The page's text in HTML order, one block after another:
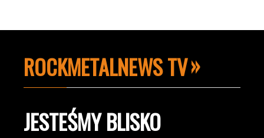
ROCKMETALNEWS TV
JESTEŚMY BLISKO